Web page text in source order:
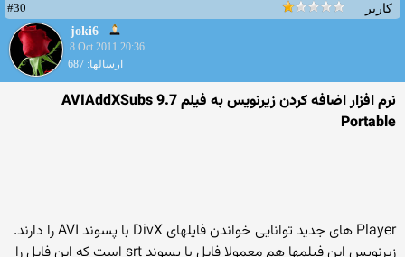
کاربر
#30
joki6
8 Oct 2011 20:36
ارسالها: 687
نرم افزار اضافه کردن زیرنویس به فیلم AVIAddXSubs 9.7
Portable
Player های جدید توانایی خواندن فایلهای DivX با پسوند AVI را دارند.